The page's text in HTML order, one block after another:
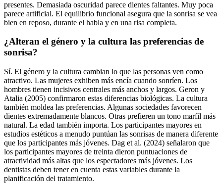
presentes. Demasiada oscuridad parece dientes faltantes. Muy poca
parece artificial. El equilibrio funcional asegura que la sonrisa se vea
bien en reposo, durante el habla y en una risa completa.
¿Alteran el género y la cultura las preferencias de
sonrisa?
Sí. El género y la cultura cambian lo que las personas ven como
atractivo. Las mujeres exhiben más encía cuando sonríen. Los
hombres tienen incisivos centrales más anchos y largos. Geron y
Atalia (2005) confirmaron estas diferencias biológicas. La cultura
también moldea las preferencias. Algunas sociedades favorecen
dientes extremadamente blancos. Otras prefieren un tono marfil más
natural. La edad también importa. Los participantes mayores en
estudios estéticos a menudo puntúan las sonrisas de manera diferente
que los participantes más jóvenes. Dag et al. (2024) señalaron que
los participantes mayores de treinta dieron puntuaciones de
atractividad más altas que los espectadores más jóvenes. Los
dentistas deben tener en cuenta estas variables durante la
planificación del tratamiento.